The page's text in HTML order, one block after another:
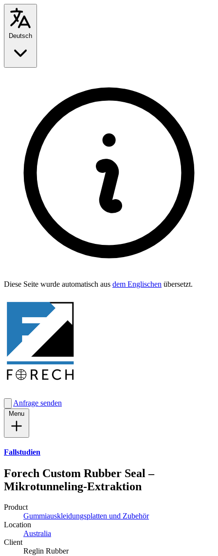
Diese Seite wurde automa­tisch aus dem Englis­chen übersetzt.
Anfrage senden
Fallstudien
Forech Custom Rubber Seal –
Mikrotunneling-Extraktion
Product
Gummiauskleidungsplatten und Zubehör
Location
Australia
Client
Reglin Rubber